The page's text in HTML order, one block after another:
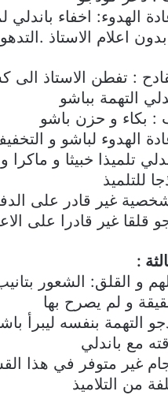
الهدوء: اخفاء باندلي
اعلام الاستاذ .التدهور 2
: تفطن الاستاذ الى
التهمة بباشو
: بكاء و حزن باشو
الهدوء لباشو و
تلميذا خبيثا و ماكرا و
للتلميذ
غير قادر على
قلقا غير قادرا على
:
و القلق: الشعور
و لم يصرح بها
التهمة بنفسه ليبرأ
مع باندلي
غير متوفر في هذا
من التلاميذ